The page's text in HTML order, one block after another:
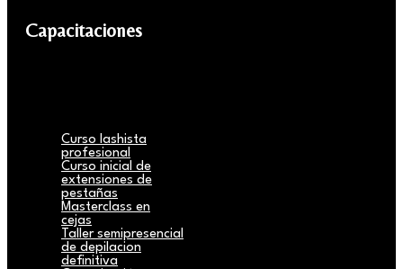
Capacitaciones
Curso lashista
profesional
Curso inicial de
extensiones de
pestañas
Masterclass en
cejas
Taller semipresencial
de depilacion
definitiva